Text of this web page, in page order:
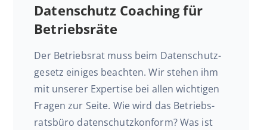
Daten­schutz Coaching für
Betriebsräte
Der Be­triebs­rat muss beim Da­ten­schutz­
ge­setz einiges be­ach­ten. Wir stehen ihm
mit unserer Ex­per­ti­se bei allen wich­ti­gen
Fragen zur Seite. Wie wird das Be­triebs­
rats­bü­ro da­ten­schutz­kon­form? Was ist